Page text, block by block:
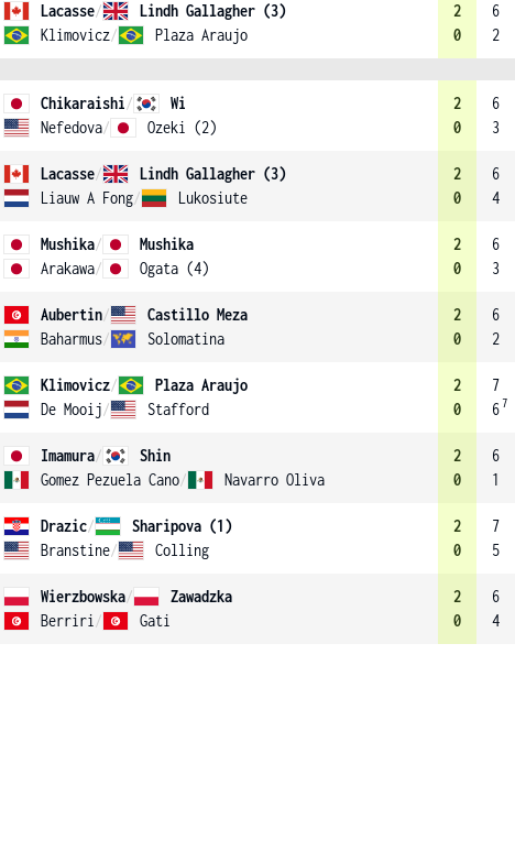
Lacasse/
Lindh Gallagher (3)
Klimovicz/ Plaza Araujo
2
0
6
2
Chikaraishi/
Wi
Nefedova/ Ozeki (2)
2
0
6
3
Lacasse/
Lindh Gallagher (3)
Liauw A Fong/ Lukosiute
2
0
6
4
Mushika/
Mushika
Arakawa/ Ogata (4)
2
0
6
3
Aubertin/
Castillo Meza
Baharmus/ Solomatina
2
0
6
2
Klimovicz/
Plaza Araujo
De Mooij/ Stafford
2
0
7
67
Imamura/
Shin
Gomez Pezuela Cano/ Navarro Oliva
2
0
6
1
Drazic/
Sharipova (1)
Branstine/ Colling
2
0
7
5
Wierzbowska/
Zawadzka
Berriri / Gati
2
0
6
4